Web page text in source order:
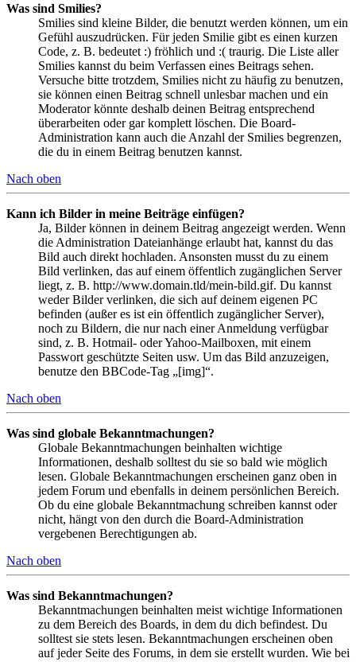
Was sind Smilies?
Smilies sind kleine Bilder, die benutzt werden können, um ein
Gefühl auszudrücken. Für jeden Smilie gibt es einen kurzen
Code, z. B. bedeutet :) fröhlich und :( traurig. Die Liste aller
Smilies kannst du beim Verfassen eines Beitrags sehen.
Versuche bitte trotzdem, Smilies nicht zu häufig zu benutzen,
sie können einen Beitrag schnell unlesbar machen und ein
Moderator könnte deshalb deinen Beitrag entsprechend
überarbeiten oder gar komplett löschen. Die Board-
Administration kann auch die Anzahl der Smilies begrenzen,
die du in einem Beitrag benutzen kannst.
Nach oben
Kann ich Bilder in meine Beiträge einfügen?
Ja, Bilder können in deinem Beitrag angezeigt werden. Wenn
die Administration Dateianhänge erlaubt hat, kannst du das
Bild auch direkt hochladen. Ansonsten musst du zu einem
Bild verlinken, das auf einem öffentlich zugänglichen Server
liegt, z. B. http://www.domain.tld/mein-bild.gif. Du kannst
weder Bilder verlinken, die sich auf deinem eigenen PC
befinden (außer es ist ein öffentlich zugänglicher Server),
noch zu Bildern, die nur nach einer Anmeldung verfügbar
sind, z. B. Hotmail- oder Yahoo-Mailboxen, mit einem
Passwort geschützte Seiten usw. Um das Bild anzuzeigen,
benutze den BBCode-Tag „[img]“.
Nach oben
Was sind globale Bekanntmachungen?
Globale Bekanntmachungen beinhalten wichtige
Informationen, deshalb solltest du sie so bald wie möglich
lesen. Globale Bekanntmachungen erscheinen ganz oben in
jedem Forum und ebenfalls in deinem persönlichen Bereich.
Ob du eine globale Bekanntmachung schreiben kannst oder
nicht, hängt von den durch die Board-Administration
vergebenen Berechtigungen ab.
Nach oben
Was sind Bekanntmachungen?
Bekanntmachungen beinhalten meist wichtige Informationen
zu dem Bereich des Boards, in dem du dich befindest. Du
solltest sie stets lesen. Bekanntmachungen erscheinen oben
auf jeder Seite des Forums, in dem sie erstellt wurden. Wie bei